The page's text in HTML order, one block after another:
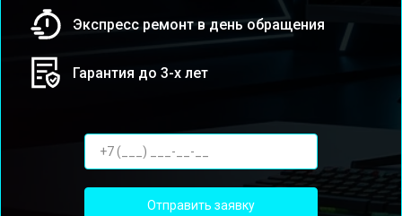
Экспресс ремонт в день обращения
Гарантия до 3-х лет
Отправить заявку